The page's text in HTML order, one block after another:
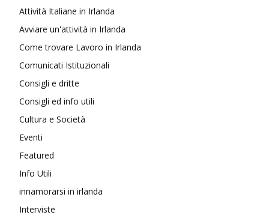
Attività Italiane in Irlanda
Avviare un'attività in Irlanda
Come trovare Lavoro in Irlanda
Comunicati Istituzionali
Consigli e dritte
Consigli ed info utili
Cultura e Società
Eventi
Featured
Info Utili
innamorarsi in irlanda
Interviste